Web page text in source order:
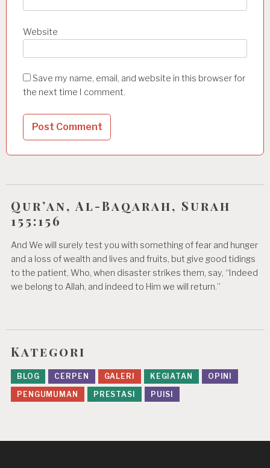
Website
Save my name, email, and website in this browser for
the next time I comment.
Qur’an, Al-Baqarah, Surah
155:156
And We will surely test you with something of fear and hunger
and a loss of wealth and lives and fruits, but give good tidings
to the patient, Who, when disaster strikes them, say, “Indeed
we belong to Allah, and indeed to Him we will return.”
Kategori
BLOG CERPEN GALERI KEGIATAN
OPINI
PENGUMUMAN
PRESTASI PUISI